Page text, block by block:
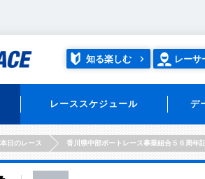
知る楽しむ レーサ
レーススケジュール デ
本日のレース 香川県中部ボートレース事業組合５６周年